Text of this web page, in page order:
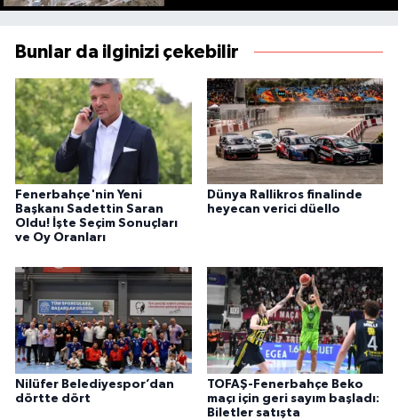
Bunlar da ilginizi çekebilir
Fenerbahçe'nin Yeni
Başkanı Sadettin Saran
Oldu! İşte Seçim Sonuçları
ve Oy Oranları
Dünya Rallikros finalinde
heyecan verici düello
Nilüfer Belediyespor’dan
dörtte dört
TOFAŞ-Fenerbahçe Beko
maçı için geri sayım başladı:
Biletler satışta